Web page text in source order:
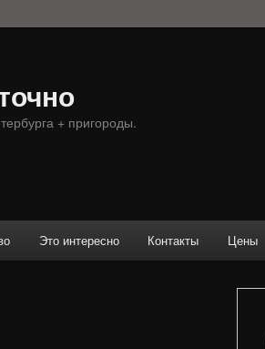
+ пригороды.
Это интересно Контакты Цены